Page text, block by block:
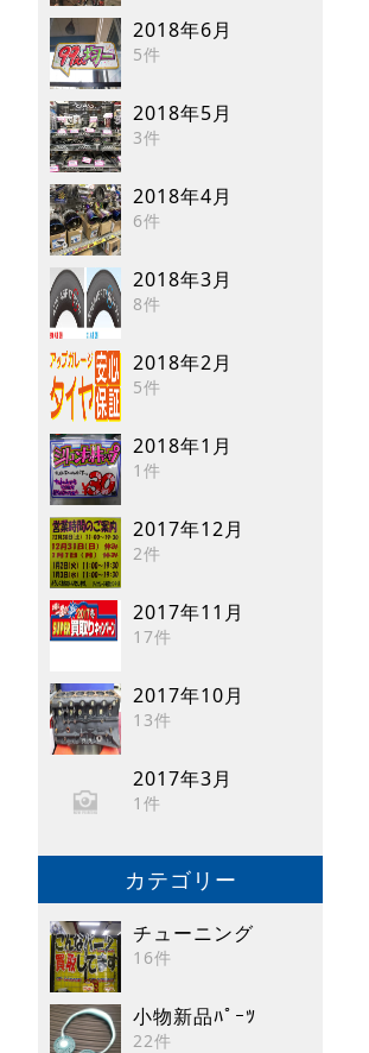
2018年6月
5件
2018年5月
3件
2018年4月
6件
2018年3月
8件
2018年2月
5件
2018年1月
1件
2017年12月
2件
2017年11月
17件
2017年10月
13件
2017年3月
1件
カテゴリー
チューニング
16件
小物新品ﾊﾟｰﾂ
22件